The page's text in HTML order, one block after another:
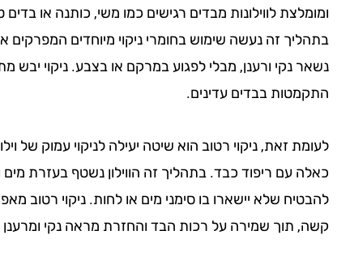
ומומלצת לווילונות מבדים רגישים כמו משי, כותנה או בדים
בתהליך זה נעשה שימוש בחומרי ניקוי מיוחדים
נשאר נקי ורענן, מבלי לפגוע במרקם או בצבע. ניקוי
התקמטות בבדים עדינים.
לעומת זאת, ניקוי רטוב הוא שיטה יעילה לניקוי עמוק של
כאלה עם ריפוד כבד. בתהליך זה הווילון נשטף בעזרת מים
להבטיח שלא יישארו בו סימני מים או לחות. ניקוי
קשה, תוך שמירה על רכות הבד והחזרת מראה נקי ומרענן